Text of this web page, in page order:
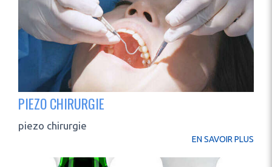
PIEZO CHIRURGIE
piezo chirurgie
EN SAVOIR PLUS